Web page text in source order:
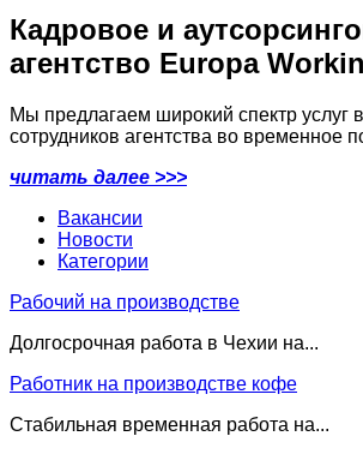
Кадровое и
агентство Europa
Мы предлагаем широкий спектр услуг
сотрудников агентства во временное
читать далее >>>
Вакансии
Новости
Категории
Рабочий на производстве
Долгосрочная работа в Чехии на...
Работник на производстве кофе
Стабильная временная работа на...